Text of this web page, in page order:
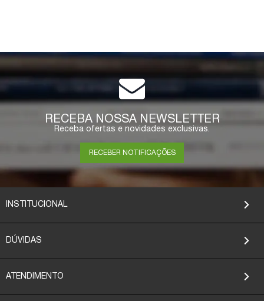
RECEBA NOSSA NEWSLETTER
Receba ofertas e novidades exclusivas.
RECEBER NOTIFICAÇÕES
INSTITUCIONAL
DÚVIDAS
ATENDIMENTO